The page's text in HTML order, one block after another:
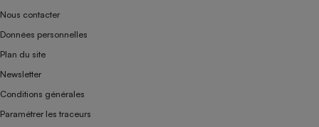
Nous contacter
Données personnelles
Plan du site
Newsletter
Conditions générales
Paramétrer les traceurs